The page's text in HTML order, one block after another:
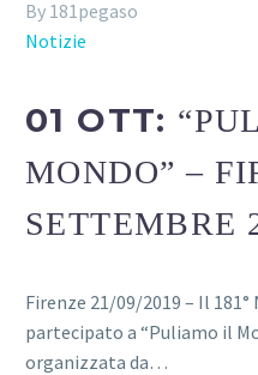
By 181pegaso
Notizie
01 OTT:
MONDO” –
SETTEMBRE
Firenze 21/09/2019 – Il
partecipato a “Puliamo il
organizzata da…